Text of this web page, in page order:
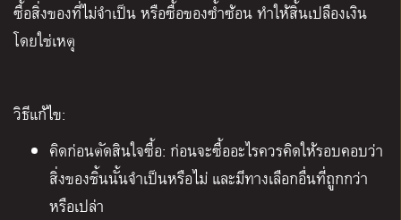
ซื้อสิ่งของที่ไม่จำเป็น หรือซื้อของซ้ำซ้อน ทำให้สิ้นเปลืองเงิน
โดยใช่เหตุ
วิธีแก้ไข:
คิดก่อนตัดสินใจซื้อ: ก่อนจะซื้ออะไรควรคิดให้รอบคอบว่า
สิ่งของชิ้นนั้นจำเป็นหรือไม่ และมีทางเลือกอื่นที่ถูกกว่า
หรือเปล่า